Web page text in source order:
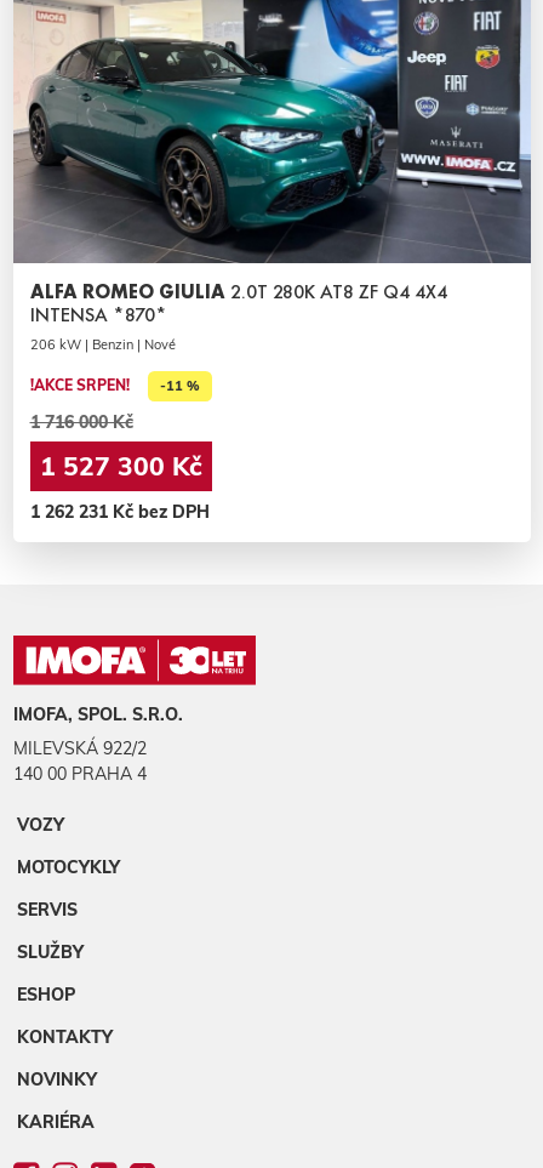
ALFA ROMEO GIULIA 2.0T 280K AT8 ZF Q4 4X4
INTENSA *870*
206 kW | Benzin | Nové
!AKCE SRPEN! -11 %
1 716 000 Kč
1 527 300 Kč
1 262 231 Kč bez DPH
IMOFA, SPOL. S.R.O.
MILEVSKÁ 922/2
140 00 PRAHA 4
VOZY
MOTOCYKLY
SERVIS
SLUŽBY
ESHOP
KONTAKTY
NOVINKY
KARIÉRA